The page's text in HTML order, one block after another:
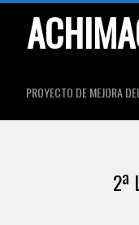
PROYECTO DE MEJORA
2ª